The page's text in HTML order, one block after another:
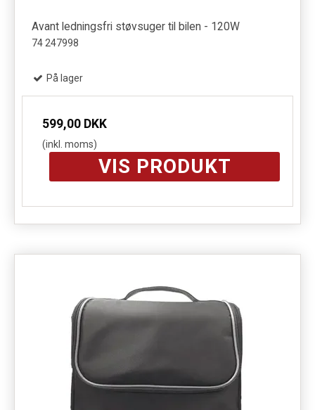
Avant ledningsfri støvsuger til bilen - 120W
74 247998
På lager
599,00 DKK
(inkl. moms)
VIS PRODUKT